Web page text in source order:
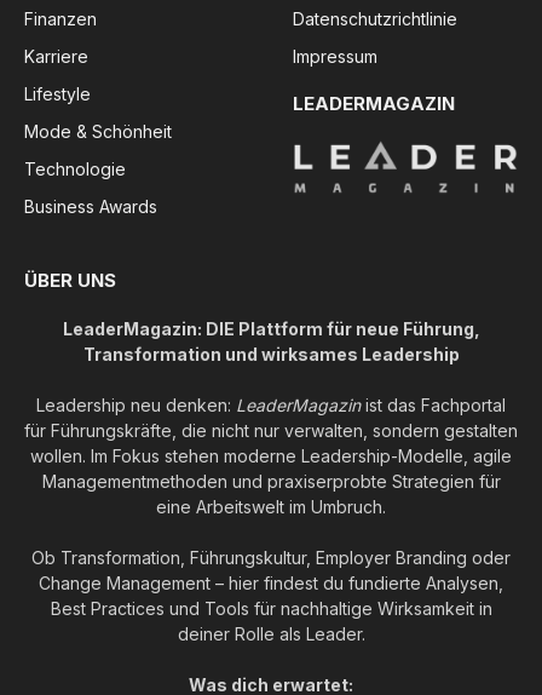
Finanzen
Karriere
Lifestyle
Mode & Schönheit
Technologie
Business Awards
Datenschutzrichtlinie
Impressum
LEADERMAGAZIN
ÜBER UNS
LeaderMagazin: DIE Plattform für neue Führung,
Transformation und wirksames Leadership
Leadership neu denken: LeaderMagazinist das Fachportal
für Führungskräfte, die nicht nur verwalten, sondern gestalten
wollen. Im Fokus stehen moderne Leadership-Modelle, agile
Managementmethoden und praxiserprobte Strategien für
eine Arbeitswelt im Umbruch.
Ob Transformation, Führungskultur, Employer Branding oder
Change Management – hier findest du fundierte Analysen,
Best Practices und Tools für nachhaltige Wirksamkeit in
deiner Rolle als Leader.
Was dich erwartet: